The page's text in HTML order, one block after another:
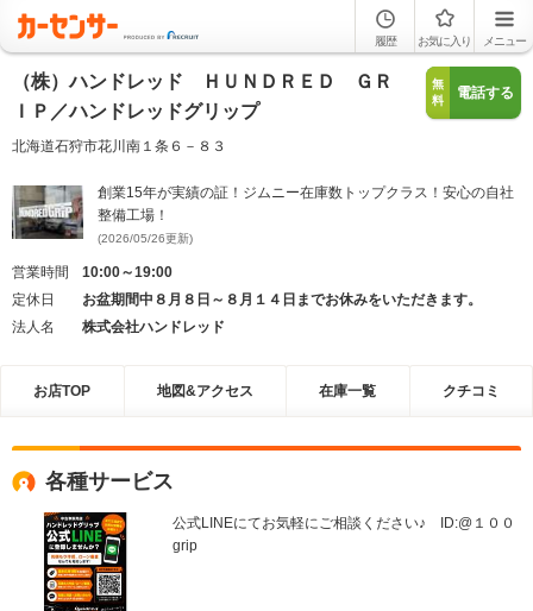
履歴 お気に入り メニュー
（株）ハンドレッド ＨＵＮＤＲＥＤ ＧＲ
ＩＰ／ハンドレッドグリップ
北海道石狩市花川南１条６－８３
無
料
電話する
創業15年が実績の証！ジムニー在庫数トップクラス！安心の自社
整備工場！
(2026/05/26更新)
営業時間
10:00～19:00
定休日
お盆期間中８月８日～８月１４日までお休みをいただきます。
法人名
株式会社ハンドレッド
お店TOP 地図&アクセス 在庫一覧 クチコミ
各種サービス
公式LINEにてお気軽にご相談ください♪ ID:@１００
grip